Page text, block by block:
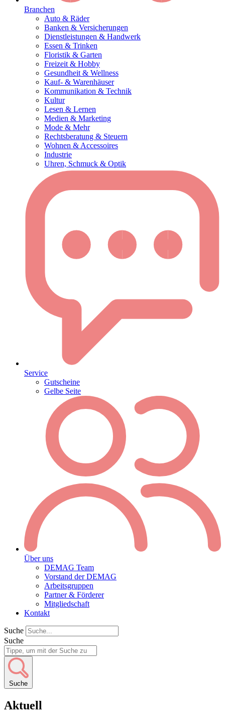
Branchen
Auto & Räder
Banken & Versicherungen
Dienstleistungen & Handwerk
Essen & Trinken
Floristik & Garten
Freizeit & Hobby
Gesundheit & Wellness
Kauf- & Warenhäuser
Kommunikation & Technik
Kultur
Lesen & Lernen
Medien & Marketing
Mode & Mehr
Rechtsberatung & Steuern
Wohnen & Accessoires
Industrie
Uhren, Schmuck & Optik
Service
Gutscheine
Gelbe Seite
Über uns
DEMAG Team
Vorstand der DEMAG
Arbeitsgruppen
Partner & Förderer
Mitgliedschaft
Kontakt
Suche
Suche
Suche
Aktuell